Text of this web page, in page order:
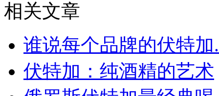
相关文章
谁说每个品牌的伏特加
伏特加：纯酒精的艺术